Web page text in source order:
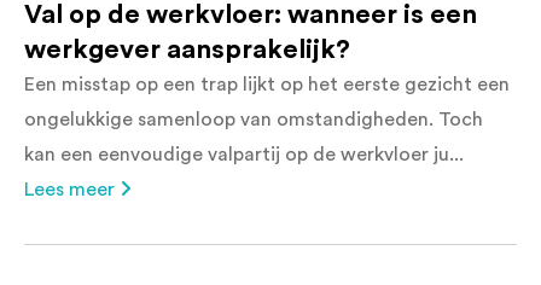
Val op de werkvloer: wanneer is een
werkgever aansprakelijk?
Een misstap op een trap lijkt op het eerste gezicht een
ongelukkige samenloop van omstandigheden. Toch
kan een eenvoudige valpartij op de werkvloer ju...
Lees meer